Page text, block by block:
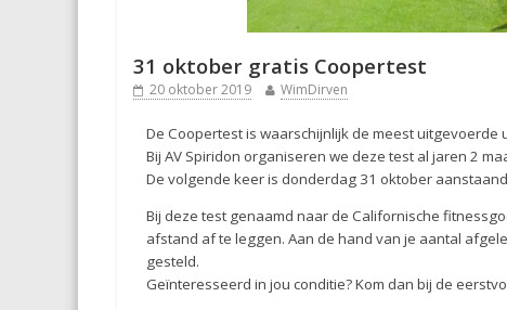
31 oktober gratis Coopertest
20 oktober 2019 WimDirven
De Coopertest is waarschijnlijk de meest uitgevoerde
Bij AV Spiridon organiseren we deze test al jaren 2
De volgende keer is donderdag 31 oktober
Bij deze test genaamd naar de Californische
afstand af te leggen. Aan de hand van je aantal
gesteld.
Geïnteresseerd in jou conditie? Kom dan bij de